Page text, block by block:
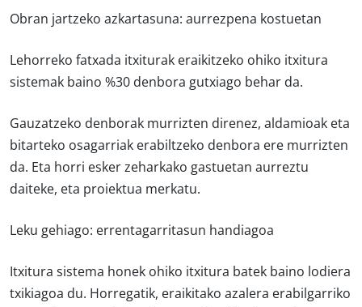
Obran jartzeko azkartasuna: aurrezpena kostuetan
Lehorreko fatxada itxiturak eraikitzeko ohiko itxitura
sistemak baino %30 denbora gutxiago behar da.
Gauzatzeko denborak murrizten direnez, aldamioak eta
bitarteko osagarriak erabiltzeko denbora ere murrizten
da. Eta horri esker zeharkako gastuetan aurreztu
daiteke, eta proiektua merkatu.
Leku gehiago: errentagarritasun handiagoa
Itxitura sistema honek ohiko itxitura batek baino lodiera
txikiagoa du. Horregatik, eraikitako azalera erabilgarriko